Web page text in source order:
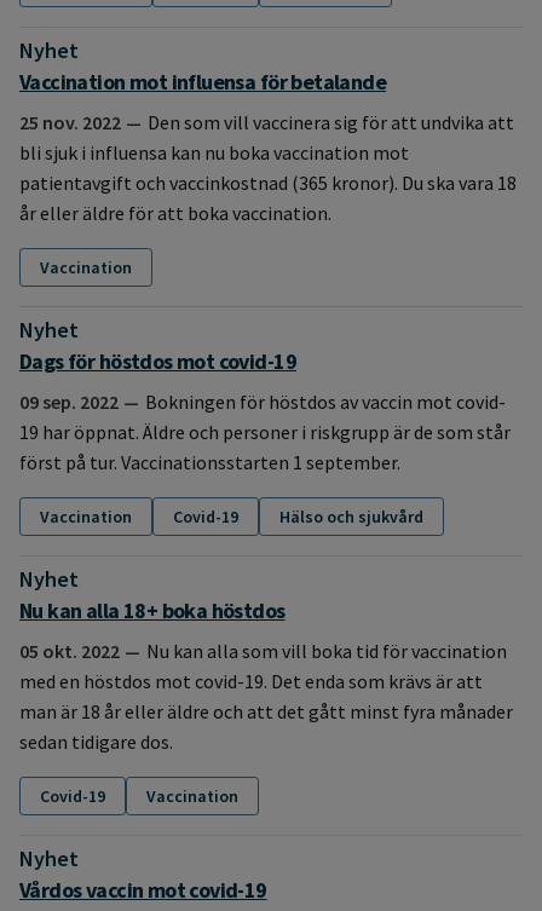
Nyhet
:
Vaccination mot influensa för betalande
25 nov. 2022
Den som vill vaccinera sig för att undvika att
bli sjuk i influensa kan nu boka vaccination mot
patientavgift och vaccinkostnad (365 kronor). Du ska vara 18
år eller äldre för att boka vaccination.
Vaccination
Nyhet
:
Dags för höstdos mot covid-19
09 sep. 2022
Bokningen för höstdos av vaccin mot covid-
19 har öppnat. Äldre och personer i riskgrupp är de som står
först på tur. Vaccinationsstarten 1 september.
Vaccination Covid-19 Hälso och sjukvård
Nyhet
:
Nu kan alla 18+ boka höstdos
05 okt. 2022
Nu kan alla som vill boka tid för vaccination
med en höstdos mot covid-19. Det enda som krävs är att
man är 18 år eller äldre och att det gått minst fyra månader
sedan tidigare dos.
Covid-19 Vaccination
Nyhet
:
Vårdos vaccin mot covid-19